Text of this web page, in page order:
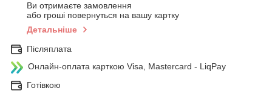
Ви отримаєте замовлення
або гроші повернуться на вашу картку
Детальніше
Післяплата
Онлайн-оплата карткою Visa, Mastercard - LiqPay
Готівкою